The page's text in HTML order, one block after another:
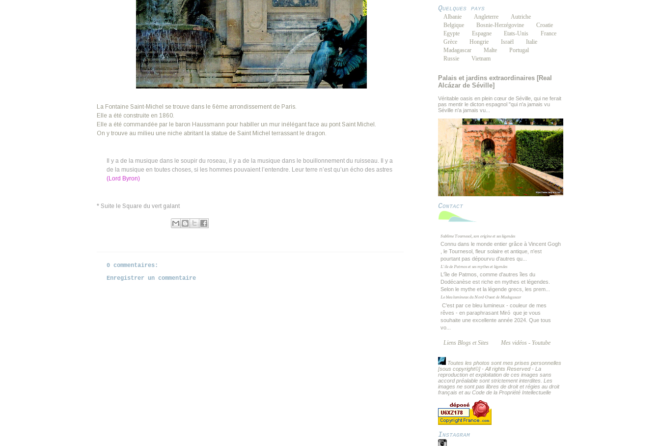
La Fontaine Saint-Michel se trouve dans le 6ème arrondissement de Paris.
Elle a été construite en 1860.
Elle a été commandée par le baron Haussmann pour habiller un mur inélégant face au pont Saint Michel.
On y trouve au milieu une niche abritant la statue de Saint Michel terrassant le dragon.
Il y a de la musique dans le soupir du roseau, il y a de la musique dans le bouillonnement du ruisseau. Il y a
de la musique en toutes choses, si les hommes pouvaient l’entendre. Leur terre n’est qu’un écho des astres
(Lord Byron)
* Suite le Square du vert galant
0 commentaires:
Enregistrer un commentaire
Quelques pays
Albanie Angleterre
Autriche
Belgique
Bosnie-Herzégovine
Croatie
Egypte
Espagne Etats-Unis
France
Grèce
Hongrie Israël
Italie
Madagascar
Malte
Portugal
Russie
Vietnam
Palais et jardins extraordinaires [Real
Alcázar de Séville]
Véritable oasis en plein cœur de Séville, qui ne ferait
pas mentir le dicton espagnol "qui n'a jamais vu
Séville n'a jamais vu...
Contact
Sublime Tournesol, son origine et ses légendes
Connu dans le monde entier grâce à Vincent Gogh
, le Tournesol, fleur solaire et antique, n'est
pourtant pas dépourvu d'autres qu...
L'île de Patmos et ses mythes et légendes
L'île de Patmos, comme d'autres îles du
Dodécanèse est riche en mythes et légendes.
Selon le mythe et la légende grecs, les prem...
Le bleu lumineux du Nord-Ouest de Madagascar
C'est par ce bleu lumineux - couleur de mes
rêves - en paraphrasant Miró que je vous
souhaite une excellente année 2024. Que tous
vo...
Liens Blogs et Sites Mes vidéos - Youtube
Toutes les photos sont mes prises personnelles
[sous copyright©] - All rights Reserved - La
reproduction et exploitation de ces images sans
accord préalable sont strictement interdites. Les
images ne sont pas libres de droit et régies au droit
français et au Code de la Propriété Intellectuelle
Instagram